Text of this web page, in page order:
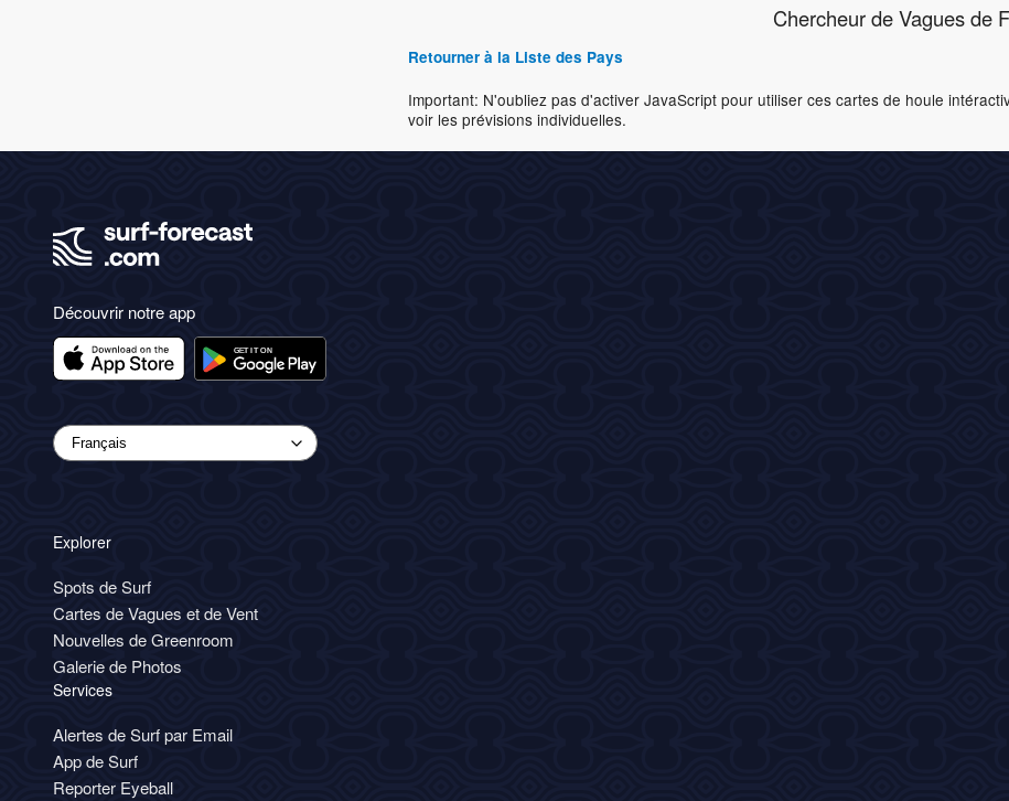
Chercheur de Vagues de
Retourner à la Liste des Pays
Important: N'oubliez pas d'activer JavaScript pour utiliser ces cartes de houle
voir les prévisions individuelles.
Découvrir notre app
Explorer
Spots de Surf
Cartes de Vagues et de Vent
Nouvelles de Greenroom
Galerie de Photos
Services
Alertes de Surf par Email
App de Surf
Reporter Eyeball